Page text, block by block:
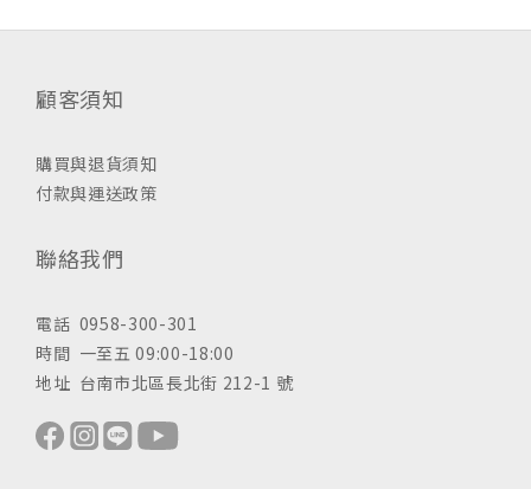
顧客須知
購買與退貨須知
付款與運送政策
聯絡我們
電話 0958-300-301
時間 一至五 09:00-18:00
地址 台南市北區長北街 212-1 號